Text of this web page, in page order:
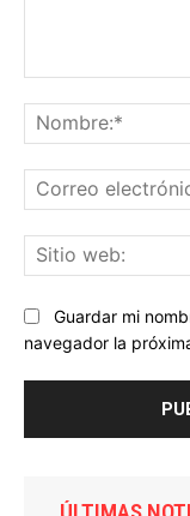
Guardar mi
navegador la